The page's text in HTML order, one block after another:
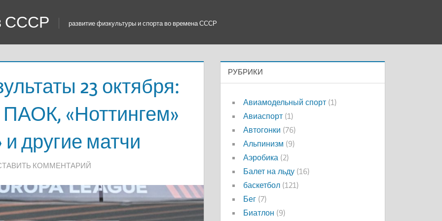
СССР развитие физкультуры и спорта во времена СССР
23 октября:
ПАОК, «Ноттингем»
другие матчи
КОММЕНТАРИЙ
РУБРИКИ
Авиамодельный спорт (1)
Авиаспорт (1)
Автогонки (76)
Альпинизм (9)
Аэробика (2)
Балет на льду (16)
баскетбол (121)
Бег (7)
Биатлон (9)